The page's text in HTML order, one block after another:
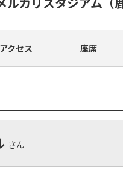
アクセス 座席
さん